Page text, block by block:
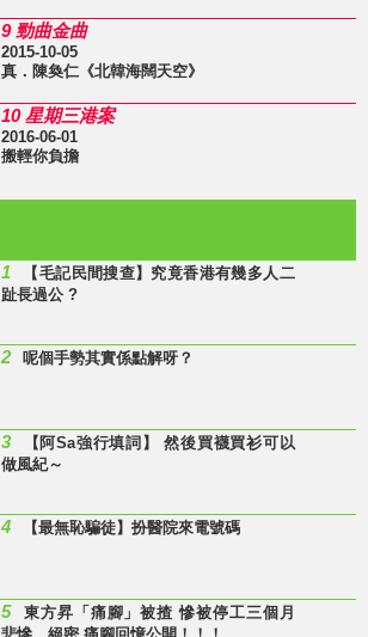
9 勁曲金曲
2015-10-05
真．陳奐仁《北韓海闊天空》
10 星期三港案
2016-06-01
搬輕你負擔
1
【毛記民間搜查】究竟香港有幾多人二
趾長過公 ?
2 呢個手勢其實係點解呀？
3
【阿Sa強行填詞】 然後買襪買衫可以
做風紀～
4 【最無恥騙徒】扮醫院來電號碼
5
東方昇「痛腳」被揸 慘被停工三個月